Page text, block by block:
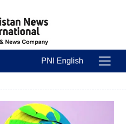
Main Navigation
PNI English